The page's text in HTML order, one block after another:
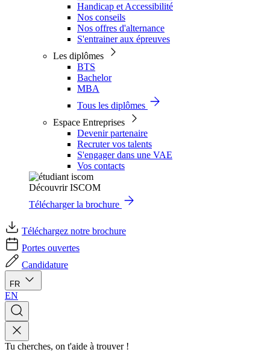
Handicap et Accessibilité
Nos conseils
Nos offres d'alternance
S'entrainer aux épreuves
Les diplômes
BTS
Bachelor
MBA
Tous les diplômes
Espace Entreprises
Devenir partenaire
Recruter vos talents
S'engager dans une VAE
Vos contacts
Découvrir ISCOM
Télécharger la brochure
Téléchargez notre brochure
Portes ouvertes
Candidature
FR
EN
Tu cherches, on t'aide à trouver !